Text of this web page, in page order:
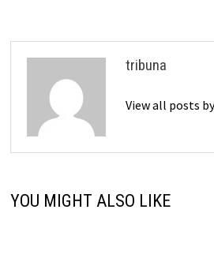
tribuna
View all posts
YOU MIGHT ALSO LIKE